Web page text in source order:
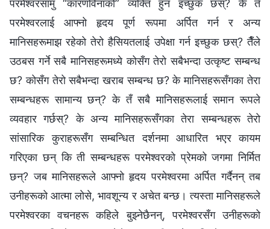
परमेश्‍वरसामु “कारणविनाको” व्यक्ति हुन इच्छुक छस्? के तँ
परमेश्‍वरलाई आफ्‍नो हृदय पूर्ण रूपमा अर्पित गर्न र अन्य
मानिसहरूमाझ रहेको तेरो हैसियतलाई उपेक्षा गर्न इच्छुक छस्? तैँले
उठबस गर्ने सबै मानिसहरूमध्ये कोसँग तेरो सबैभन्दा उत्कृष्ट सम्बन्ध
छ? कोसँग तेरो सबैभन्दा खराब सम्बन्ध छ? के मानिसहरूसँगका तेरा
सम्बन्धहरू सामान्य छन्? के तँ सबै मानिसहरूलाई समान रूपले
व्यवहार गर्छस्? के अन्य मानिसहरूसँगका तेरा सम्बन्धहरू तेरो
सांसारिक कुराहरूसँग सम्‍बन्धित दर्शनमा आधारित भएर कायम
गरिएका छन् कि ती सम्बन्धहरू परमेश्‍वरको प्रेमको जगमा निर्मित
छन्? जब मानिसहरूले आफ्नो हृदय परमेश्‍वरमा अर्पित गर्दैनन् तब
उनीहरूको आत्मा लोसे, भावशून्य र अचेत बन्छ। त्यस्ता मानिसहरूले
परमेश्‍वरका वचनहरू कहिले बुझ्‍नेछैनन्, परमेश्‍वरसँग उनीहरूको